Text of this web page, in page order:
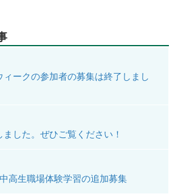
ィークの参加者の募集は終了しまし
した。ぜひご覧ください！
高生職場体験学習の追加募集